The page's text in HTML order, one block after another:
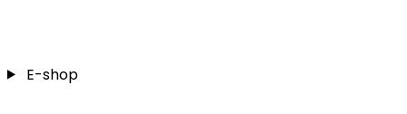
E-shop